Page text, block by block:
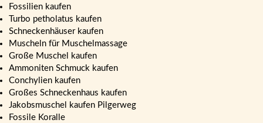
Fossilien kaufen
Turbo petholatus kaufen
Schneckenhäuser kaufen
Muscheln für Muschelmassage
Große Muschel kaufen
Ammoniten Schmuck kaufen
Conchylien kaufen
Großes Schneckenhaus kaufen
Jakobsmuschel kaufen Pilgerweg
Fossile Koralle